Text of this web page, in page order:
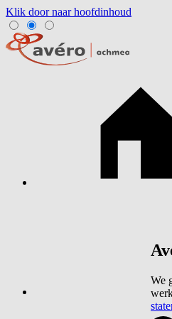
Klik door naar hoofdinhoud
We